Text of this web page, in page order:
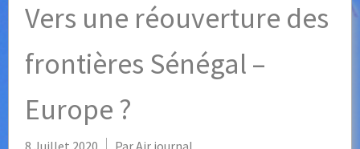
Vers une réouverture des
frontières Sénégal –
Europe ?
8 Juillet 2020
Par Air journal